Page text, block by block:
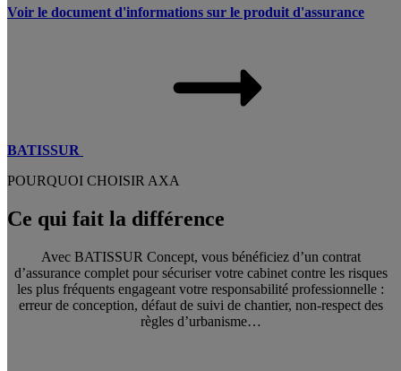
Voir le document d'informations sur le produit d'assurance
BATISSUR
POURQUOI CHOISIR AXA
Ce qui fait la différence
Avec BATISSUR Concept, vous bénéficiez d’un contrat
d’assurance complet pour sécuriser votre cabinet contre les risques
les plus fréquents engageant votre responsabilité professionnelle :
erreur de conception, défaut de suivi de chantier, non-respect des
règles d’urbanisme…